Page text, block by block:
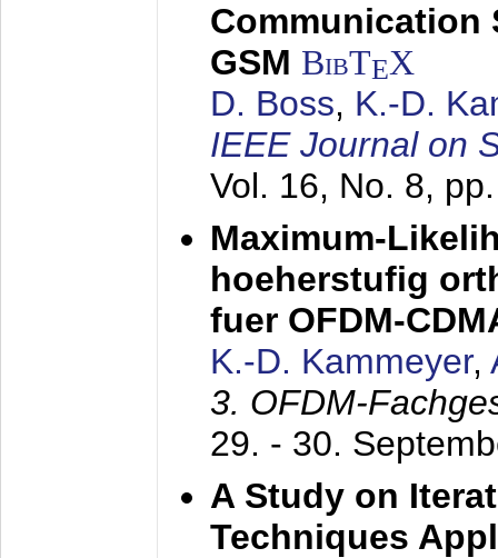
Communication
GSM BibTEX
D. Boss, K.-D.
IEEE Journal on
Vol. 16, No. 8,
Maximum-
hoeherstufig
fuer OFDM-
K.-D. Kammeyer,
3. OFDM-
29. - 30.
A Study on
Techniques